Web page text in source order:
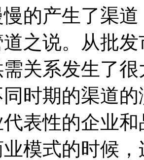
的产生了渠
之说。从批
关系发生了
时期的渠道
表性的企业
模式的时候